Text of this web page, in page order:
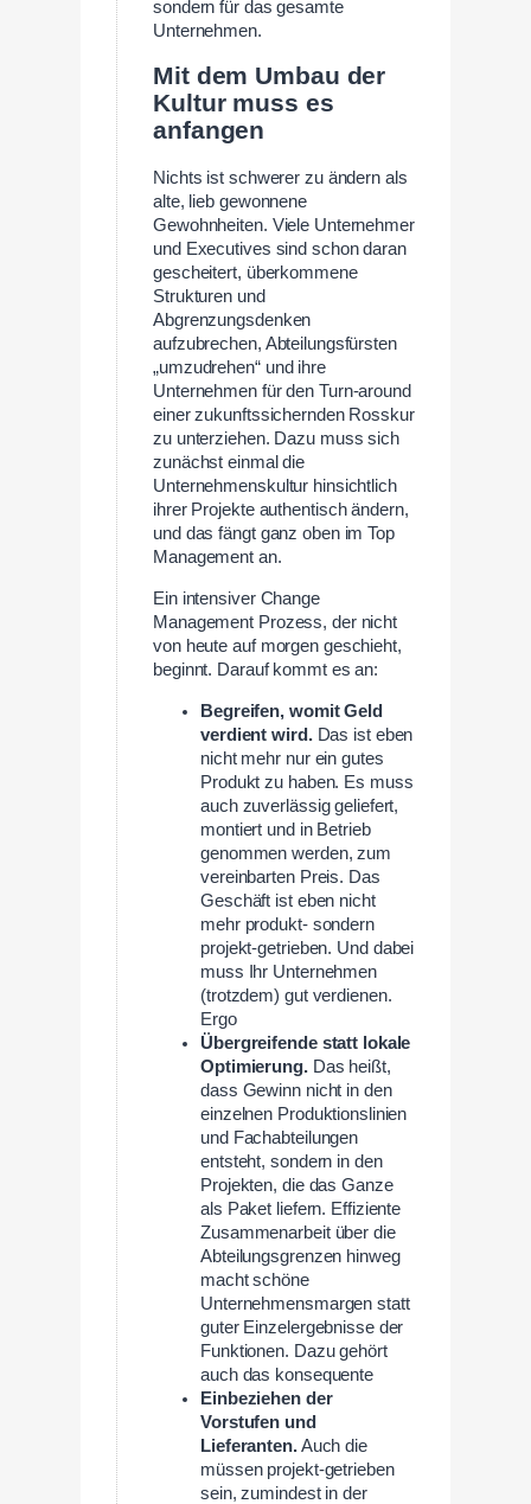
sondern für das gesamte
Unternehmen.
Mit dem Umbau der
Kultur muss es
anfangen
Nichts ist schwerer zu ändern als
alte, lieb gewonnene
Gewohnheiten. Viele Unternehmer
und Executives sind schon daran
gescheitert, überkommene
Strukturen und
Abgrenzungsdenken
aufzubrechen, Abteilungsfürsten
„umzudrehen“ und ihre
Unternehmen für den Turn-around
einer zukunftssichernden Rosskur
zu unterziehen. Dazu muss sich
zunächst einmal die
Unternehmenskultur hinsichtlich
ihrer Projekte authentisch ändern,
und das fängt ganz oben im Top
Management an.
Ein intensiver Change
Management Prozess, der nicht
von heute auf morgen geschieht,
beginnt. Darauf kommt es an:
Begreifen, womit Geld
verdient wird.Das ist eben
nicht mehr nur ein gutes
Produkt zu haben. Es muss
auch zuverlässig geliefert,
montiert und in Betrieb
genommen werden, zum
vereinbarten Preis. Das
Geschäft ist eben nicht
mehr produkt- sondern
projekt-getrieben. Und dabei
muss Ihr Unternehmen
(trotzdem) gut verdienen.
Ergo
Übergreifende statt lokale
Optimierung.Das heißt,
dass Gewinn nicht in den
einzelnen Produktionslinien
und Fachabteilungen
entsteht, sondern in den
Projekten, die das Ganze
als Paket liefern. Effiziente
Zusammenarbeit über die
Abteilungsgrenzen hinweg
macht schöne
Unternehmensmargen statt
guter Einzelergebnisse der
Funktionen. Dazu gehört
auch das konsequente
Einbeziehen der
Vorstufen und
Lieferanten.Auch die
müssen projekt-getrieben
sein, zumindest in der